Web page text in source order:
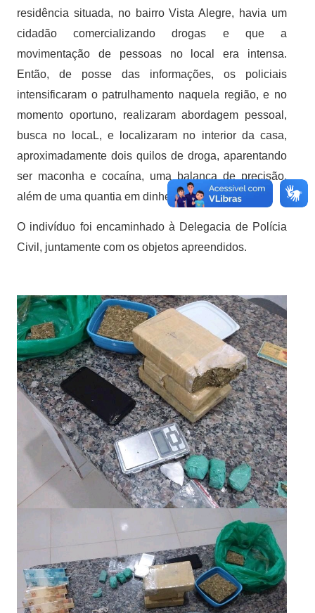
residência situada, no bairro Vista Alegre, havia um
cidadão comercializando drogas e que a
movimentação de pessoas no local era intensa.
Então, de posse das informações, os policiais
intensificaram o patrulhamento naquela região, e no
momento oportuno, realizaram abordagem pessoal,
busca no locaL, e localizaram no interior da casa,
aproximadamente dois quilos de droga, aparentando
ser maconha e cocaína, uma balança de precisão,
além de uma quantia em dinheiro.
O indivíduo foi encaminhado à Delegacia de Polícia
Civil, juntamente com os objetos apreendidos.